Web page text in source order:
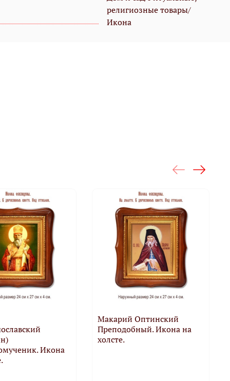
религиозные товары/
Икона
Икона
Макарий Оптинский
Преподобный. Икона на
холсте.